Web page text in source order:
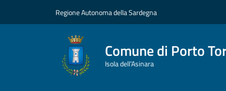
Regione Autonoma della Sardegna
Comune di Porto
Isola dell’Asinara